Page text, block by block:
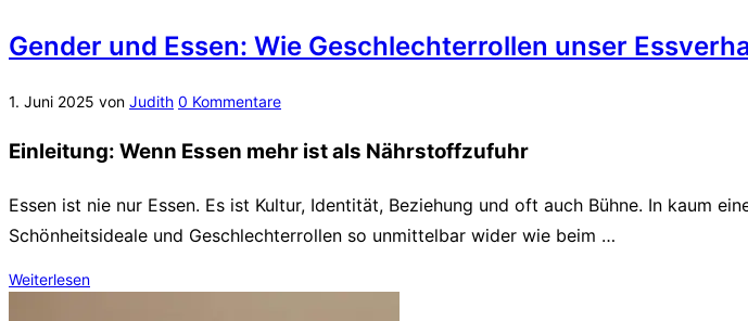
Gender und Essen: Wie Geschlechterrollen unser
1. Juni 2025 von Judith 0 Kommentare
Einleitung: Wenn Essen mehr ist als Nährstoffzufuhr
Essen ist nie nur Essen. Es ist Kultur, Identität, Beziehung und oft auch Bühne. In kaum
Schönheitsideale und Geschlechterrollen so unmittelbar wider wie beim …
Weiterlesen